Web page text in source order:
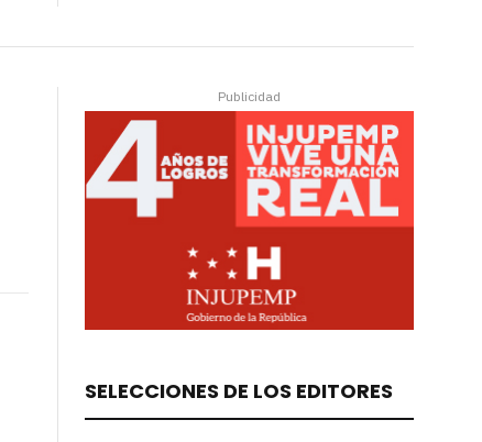
Publicidad
SELECCIONES DE LOS EDITORES